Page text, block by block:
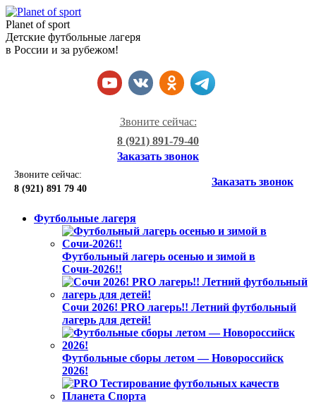
Planet of sport
Детские футбольные лагеря
в России и за рубежом!
Звоните сейчас:
8 (921) 891-79-40
Заказать звонок
Звоните сейчас:
8 (921) 891 79 40
Заказать звонок
Футбольные лагеря
Футбольный лагерь осенью и зимой в
Сочи-2026!!
Сочи 2026! PRO лагерь!! Летний футбольный
лагерь для детей!
Футбольные сборы летом — Новороссийск
2026!